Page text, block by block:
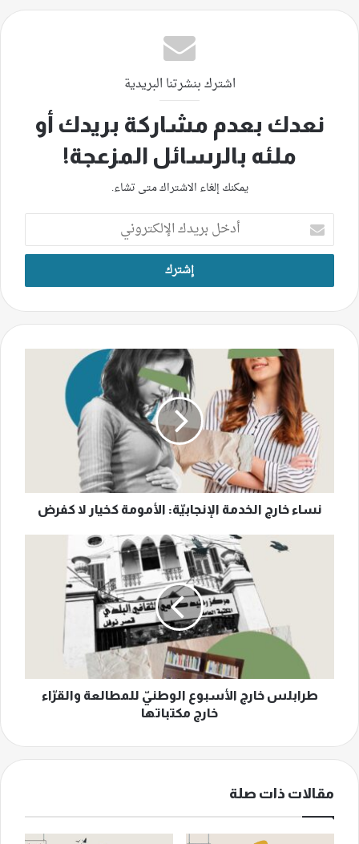
اشترك بنشرتنا البريدية
نعدك بعدم مشاركة بريدك أو
ملئه بالرسائل المزعجة!
يمكنك إلغاء الاشتراك متى تشاء.
أدخل
بريدك
الإلكتروني
الإنجابيّة:
الأمومة
كخيار
كفرض
نساء خارج الخدمة الإنجابيّة: الأمومة كخيار لا كفرض
مكتباتها
طرابلس خارج الأسبوع الوطنيّ للمطالعة والقرّاء
خارج مكتباتها
مقالات ذات صلة